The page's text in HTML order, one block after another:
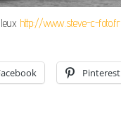
http://www.steve-c-foto.fr
Pinterest